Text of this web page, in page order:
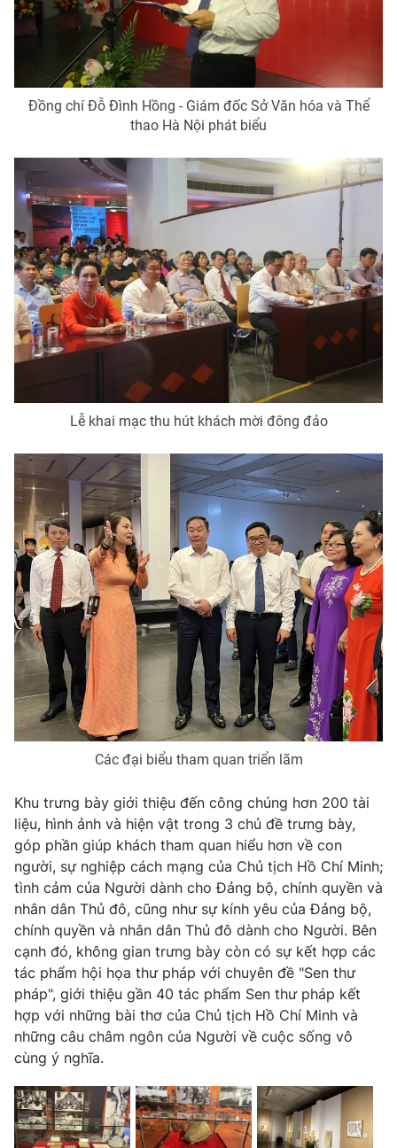
THỜI BÁO VTV
Cơ quan chủ quản: Đài Truyền hình Việt Nam
Cơ quan báo chí:Thời báo VTV
Giấy phép hoạt động báo in và báo điện tử số 483/GP-BTTTT
cấp ngày 29/12/2023
Tổng Biên tập:Vũ Thanh Thủy
Phó Tổng Biên tập:Nguyễn Thị Mỹ Hạnh, Phạm Quốc Thắng,
Nguyễn Trọng Ninh
Tổng đài VTV:024.38 355 931 - 024.38 355 932
Ðiện thoại Thời báo VTV:
024.66 897 897
toasoan@vtv.vn
Liên hệ quảng cáo:
024-7300.7108
® Cấm sao chép dưới mọi hình thức nếu không có sự chấp
thuận bằng văn bản. Ghi rõ nguồn VTV.vn khi phát hành lại
thông tin từ website này.
Đồng chí Đỗ Đình Hồng - Giám đốc Sở Văn hóa và Thể
thao Hà Nội phát biểu
Lễ khai mạc thu hút khách mời đông đảo
Các đại biểu tham quan triển lãm
Khu trưng bày giới thiệu đến công chúng hơn 200 tài
liệu, hình ảnh và hiện vật trong 3 chủ đề trưng bày,
góp phần giúp khách tham quan hiểu hơn về con
người, sự nghiệp cách mạng của Chủ tịch Hồ Chí Minh;
tình cảm của Người dành cho Đảng bộ, chính quyền và
nhân dân Thủ đô, cũng như sự kính yêu của Đảng bộ,
chính quyền và nhân dân Thủ đô dành cho Người. Bên
cạnh đó, không gian trưng bày còn có sự kết hợp các
tác phẩm hội họa thư pháp với chuyên đề "Sen thư
pháp", giới thiệu gần 40 tác phẩm Sen thư pháp kết
hợp với những bài thơ của Chủ tịch Hồ Chí Minh và
những câu châm ngôn của Người về cuộc sống vô
cùng ý nghĩa.